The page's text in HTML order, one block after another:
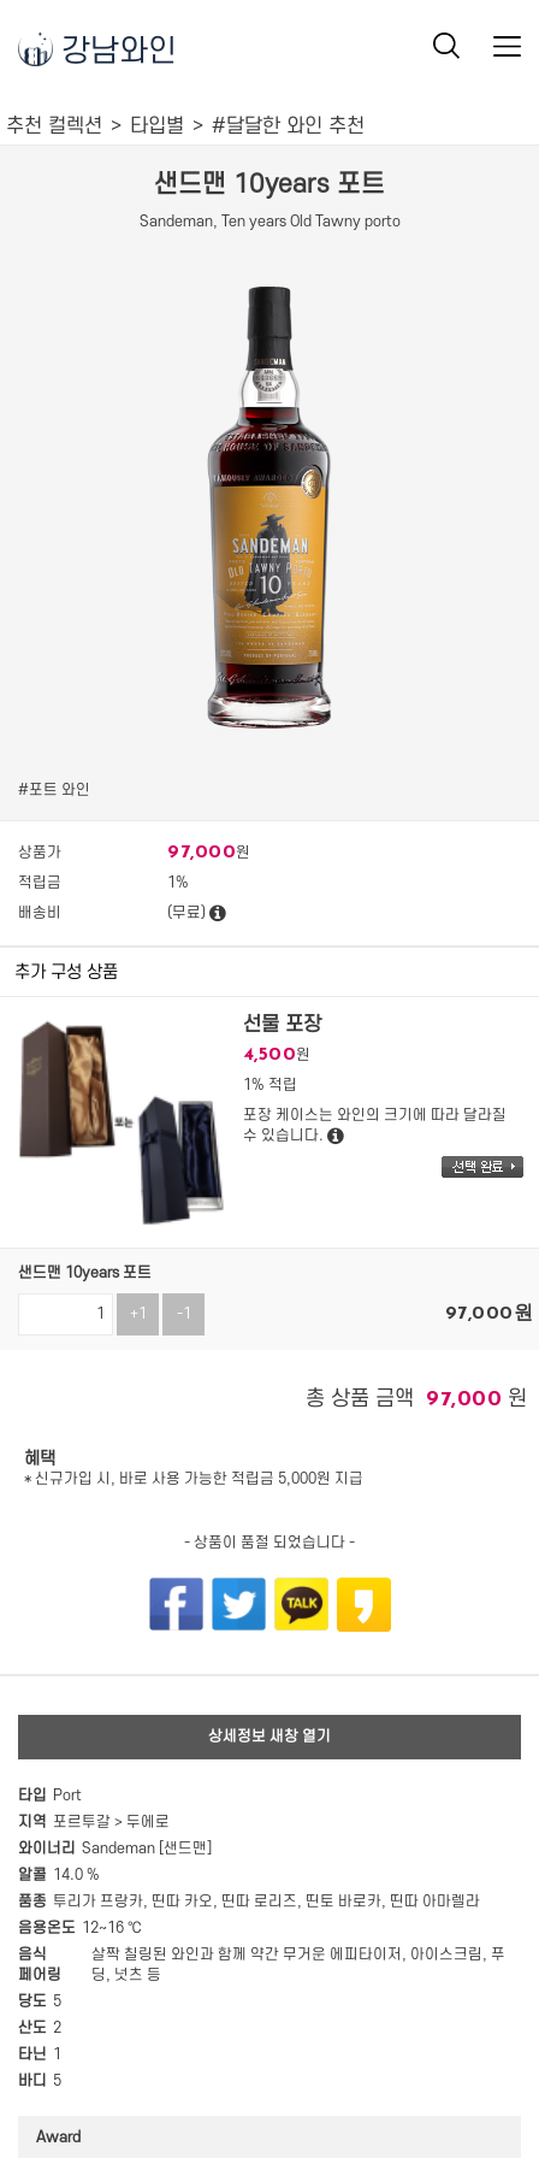
강남와인
추천 컬렉션 타입별 #달달한 와인 추천
샌드맨 10years 포트
Sandeman, Ten years Old Tawny porto
#포트 와인
상품가 97,000원
적립금
1%
배송비
(무료)
추가 구성 상품
선물 포장
4,500원
1% 적립
포장 케이스는 와인의 크기에 따라 달라질
수 있습니다.
샌드맨 10years 포트
+1 -1 97,000원
총 상품 금액 97,000 원
혜택
* 신규가입 시, 바로 사용 가능한 적립금 5,000원 지급
- 상품이 품절 되었습니다 -
상세정보 새창 열기
타입
Port
지역 포르투갈 > 두에로
와이너리 Sandeman [샌드맨]
알콜 14.0 %
품종 투리가 프랑카, 띤따 카오, 띤따 로리즈, 띤토 바로카, 띤따 아마렐라
음용온도 12~16 ℃
음식
페어링
살짝 칠링된 와인과 함께 약간 무거운 에피타이저, 아이스크림, 푸
딩, 넛츠 등
당도 5
산도 2
타닌 1
바디
5
Award